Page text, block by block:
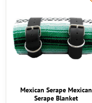
Mexican Serape Mexican
Serape Blanket